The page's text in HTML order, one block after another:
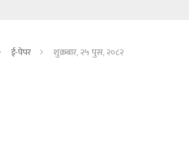
ई-पेपर शुक्रबार, २५ पुस, २०८२